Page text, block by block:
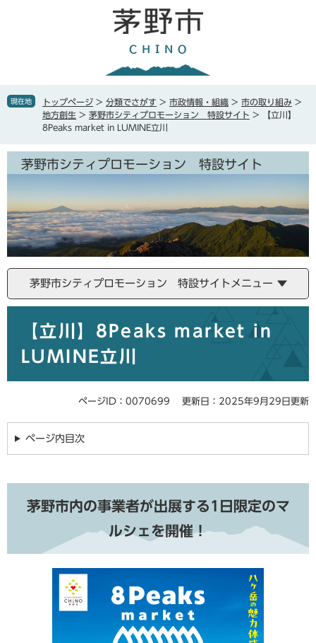
で
ば現在地 トップページ > 分類でさがす > 市政情報・組織 > 市の取り組み >
地方創生 > 茅野市シティプロモーション 特設サイト >
【立川】
8Peaks market in LUMINE立川
茅野市シティプロモーション 特設サイト
茅野市シティプロモーション 特設サイトメニュー
【立川】8Peaks market in
LUMINE立川
ページID：0070699 更新日：2025年9月29日更新
ページ内目次
茅野市内の事業者が出展する1日限定のマ
ルシェを開催！